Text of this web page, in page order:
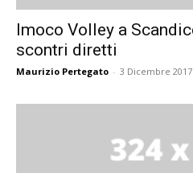
Imoco Volley a
scontri diretti
Maurizio Pertegato - 3 Dicembre 2017